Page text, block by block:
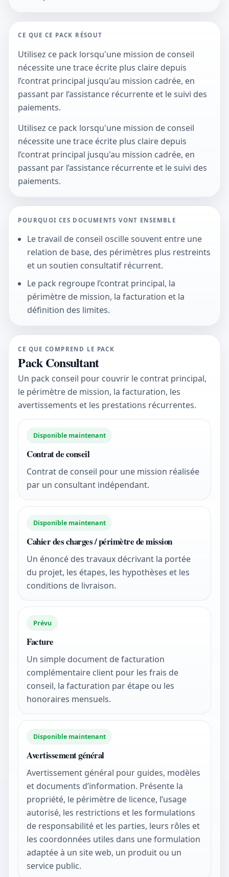
CE QUE CE PACK RÉSOUT
Utilisez ce pack lorsqu'une mission de conseil
nécessite une trace écrite plus claire depuis
l’contrat principal jusqu'au mission cadrée, en
passant par l’assistance récurrente et le suivi des
paiements.
Utilisez ce pack lorsqu'une mission de conseil
nécessite une trace écrite plus claire depuis
l’contrat principal jusqu'au mission cadrée, en
passant par l’assistance récurrente et le suivi des
paiements.
POURQUOI CES DOCUMENTS VONT ENSEMBLE
Le travail de conseil oscille souvent entre une
relation de base, des périmètres plus restreints
et un soutien consultatif récurrent.
Le pack regroupe l’contrat principal, la
périmètre de mission, la facturation et la
définition des limites.
CE QUE COMPREND LE PACK
Pack Consultant
Un pack conseil pour couvrir le contrat principal,
le périmètre de mission, la facturation, les
avertissements et les prestations récurrentes.
Disponible maintenant
Contrat de conseil
Contrat de conseil pour une mission réalisée
par un consultant indépendant.
Disponible maintenant
Cahier des charges / périmètre de mission
Un énoncé des travaux décrivant la portée
du projet, les étapes, les hypothèses et les
conditions de livraison.
Prévu
Facture
Un simple document de facturation
complémentaire client pour les frais de
conseil, la facturation par étape ou les
honoraires mensuels.
Disponible maintenant
Avertissement général
Avertissement général pour guides, modèles
et documents d’information. Présente la
propriété, le périmètre de licence, l’usage
autorisé, les restrictions et les formulations
de responsabilité et les parties, leurs rôles et
les coordonnées utiles dans une formulation
adaptée à un site web, un produit ou un
service public.